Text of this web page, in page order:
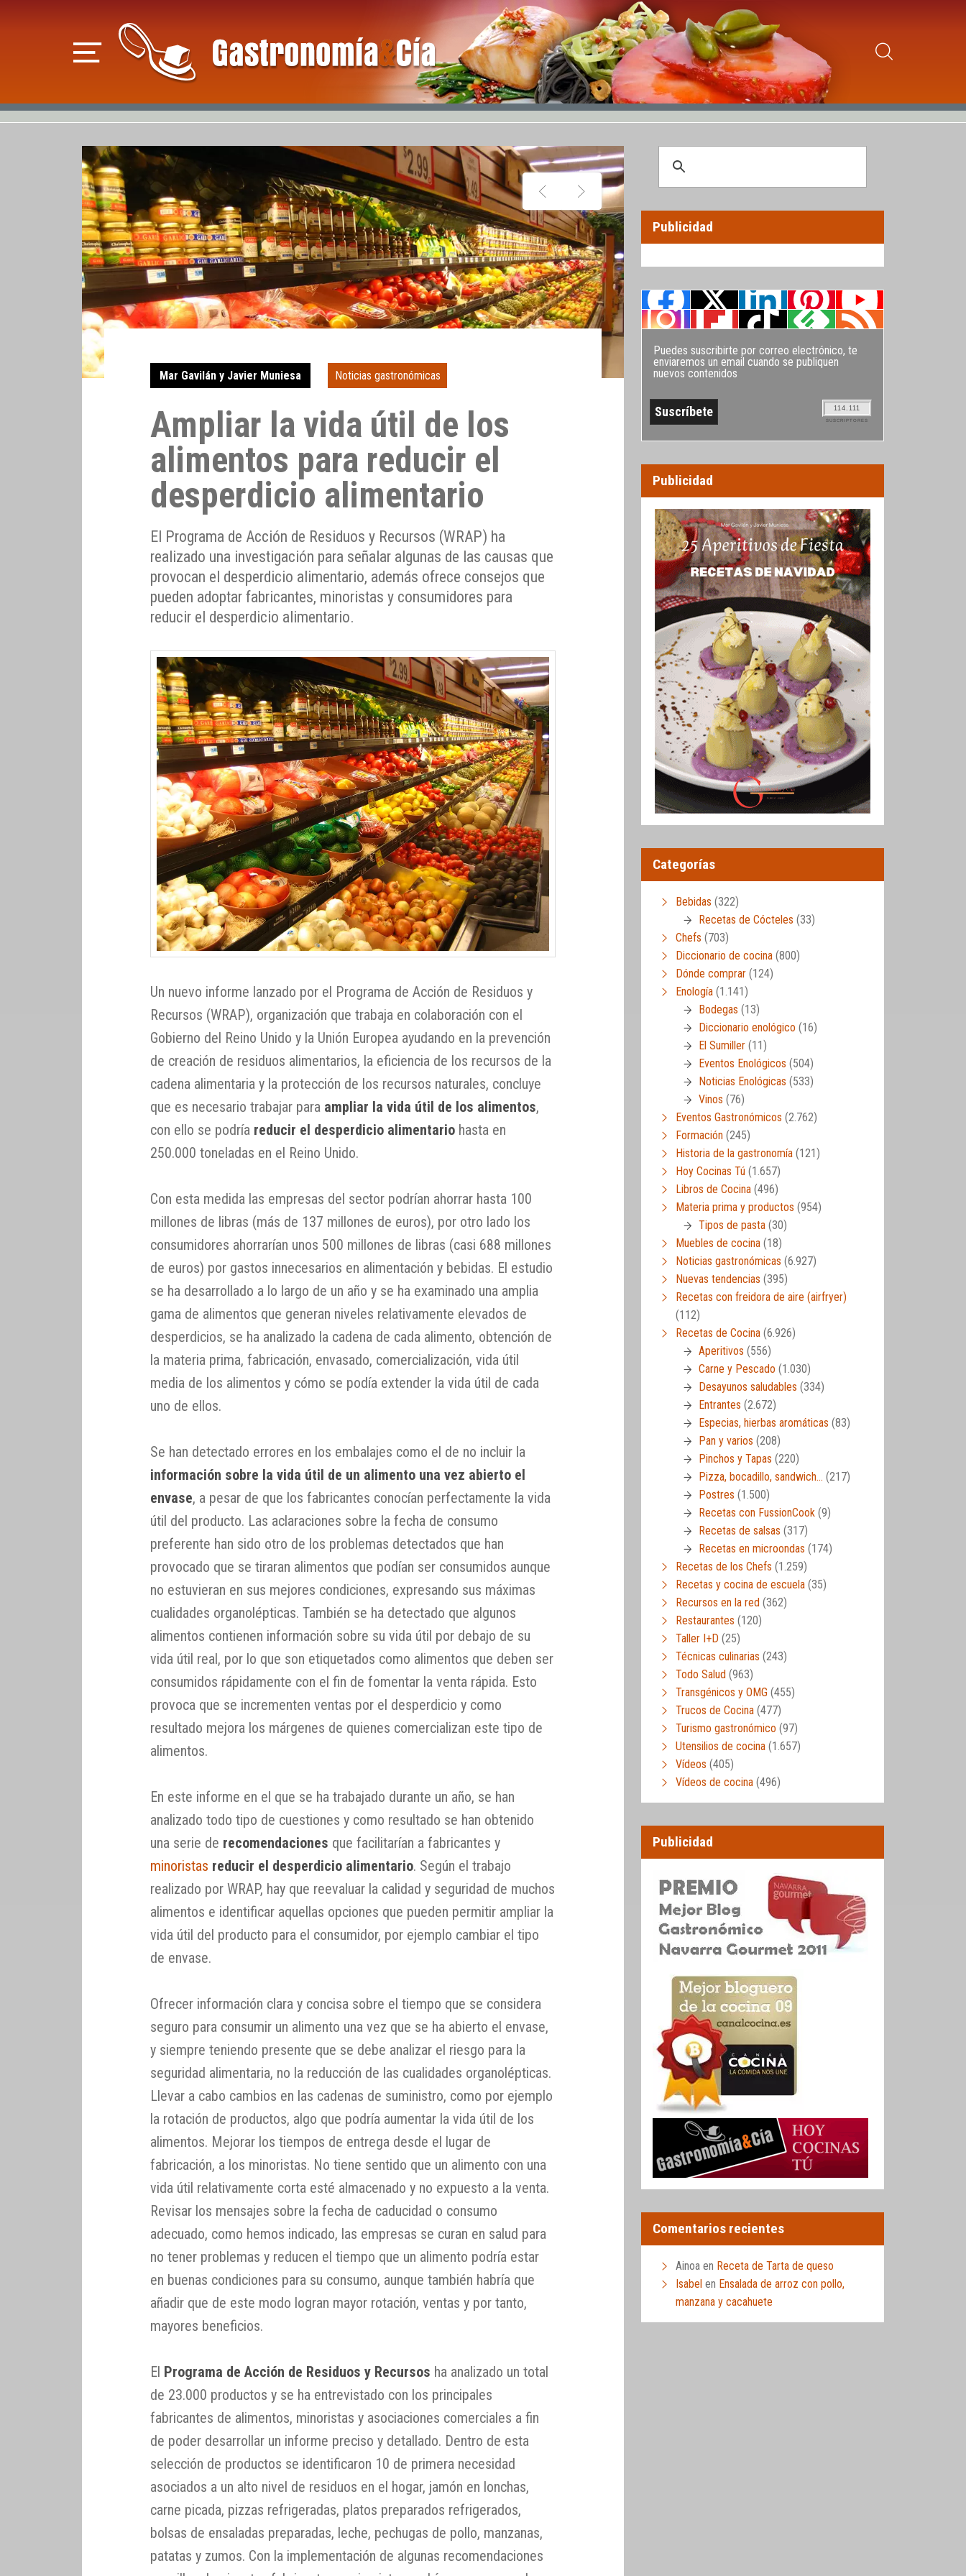
Mar Gavilán y Javier Muniesa Noticias gastronómicas
Ampliar la vida útil de los
alimentos para reducir el
desperdicio alimentario
El Programa de Acción de Residuos y Recursos (WRAP) ha
realizado una investigación para señalar algunas de las causas que
provocan el desperdicio alimentario, además ofrece consejos que
pueden adoptar fabricantes, minoristas y consumidores para
reducir el desperdicio alimentario.
Un nuevo informe lanzado por el Programa de Acción de Residuos y
Recursos (WRAP), organización que trabaja en colaboración con el
Gobierno del Reino Unido y la Unión Europea ayudando en la prevención
de creación de residuos alimentarios, la eficiencia de los recursos de la
cadena alimentaria y la protección de los recursos naturales, concluye
que es necesario trabajar para ampliar la vida útil de los alimentos,
con ello se podría reducir el desperdicio alimentario hasta en
250.000 toneladas en el Reino Unido.
Con esta medida las empresas del sector podrían ahorrar hasta 100
millones de libras (más de 137 millones de euros), por otro lado los
consumidores ahorrarían unos 500 millones de libras (casi 688 millones
de euros) por gastos innecesarios en alimentación y bebidas. El estudio
se ha desarrollado a lo largo de un año y se ha examinado una amplia
gama de alimentos que generan niveles relativamente elevados de
desperdicios, se ha analizado la cadena de cada alimento, obtención de
la materia prima, fabricación, envasado, comercialización, vida útil
media de los alimentos y cómo se podía extender la vida útil de cada
uno de ellos.
Se han detectado errores en los embalajes como el de no incluir la
información sobre la vida útil de un alimento una vez abierto el
envase, a pesar de que los fabricantes conocían perfectamente la vida
útil del producto. Las aclaraciones sobre la fecha de consumo
preferente han sido otro de los problemas detectados que han
provocado que se tiraran alimentos que podían ser consumidos aunque
no estuvieran en sus mejores condiciones, expresando sus máximas
cualidades organolépticas. También se ha detectado que algunos
alimentos contienen información sobre su vida útil por debajo de su
vida útil real, por lo que son etiquetados como alimentos que deben ser
consumidos rápidamente con el fin de fomentar la venta rápida. Esto
provoca que se incrementen ventas por el desperdicio y como
resultado mejora los márgenes de quienes comercializan este tipo de
alimentos.
En este informe en el que se ha trabajado durante un año, se han
analizado todo tipo de cuestiones y como resultado se han obtenido
una serie de recomendaciones que facilitarían a fabricantes y
minoristas reducir el desperdicio alimentario. Según el trabajo
realizado por WRAP, hay que reevaluar la calidad y seguridad de muchos
alimentos e identificar aquellas opciones que pueden permitir ampliar la
vida útil del producto para el consumidor, por ejemplo cambiar el tipo
de envase.
Ofrecer información clara y concisa sobre el tiempo que se considera
seguro para consumir un alimento una vez que se ha abierto el envase,
y siempre teniendo presente que se debe analizar el riesgo para la
seguridad alimentaria, no la reducción de las cualidades organolépticas.
Llevar a cabo cambios en las cadenas de suministro, como por ejemplo
la rotación de productos, algo que podría aumentar la vida útil de los
alimentos. Mejorar los tiempos de entrega desde el lugar de
fabricación, a los minoristas. No tiene sentido que un alimento con una
vida útil relativamente corta esté almacenado y no expuesto a la venta.
Revisar los mensajes sobre la fecha de caducidad o consumo
adecuado, como hemos indicado, las empresas se curan en salud para
no tener problemas y reducen el tiempo que un alimento podría estar
en buenas condiciones para su consumo, aunque también habría que
añadir que de este modo logran mayor rotación, ventas y por tanto,
mayores beneficios.
El Programa de Acción de Residuos y Recursos ha analizado un total
de 23.000 productos y se ha entrevistado con los principales
fabricantes de alimentos, minoristas y asociaciones comerciales a fin
de poder desarrollar un informe preciso y detallado. Dentro de esta
selección de productos se identificaron 10 de primera necesidad
asociados a un alto nivel de residuos en el hogar, jamón en lonchas,
carne picada, pizzas refrigeradas, platos preparados refrigerados,
bolsas de ensaladas preparadas, leche, pechugas de pollo, manzanas,
patatas y zumos. Con la implementación de algunas recomendaciones
Publicidad
Puedes suscribirte por correo electrónico, te
enviaremos un email cuando se publiquen
nuevos contenidos
114.111
SUSCRIPTORES
Publicidad
Categorías
Bebidas (322)
Recetas de Cócteles (33)
Chefs (703)
Diccionario de cocina (800)
Dónde comprar (124)
Enología (1.141)
Bodegas (13)
Diccionario enológico (16)
El Sumiller (11)
Eventos Enológicos (504)
Noticias Enológicas (533)
Vinos (76)
Eventos Gastronómicos (2.762)
Formación (245)
Historia de la gastronomía (121)
Hoy Cocinas Tú (1.657)
Libros de Cocina (496)
Materia prima y productos (954)
Tipos de pasta (30)
Muebles de cocina (18)
Noticias gastronómicas (6.927)
Nuevas tendencias (395)
Recetas con freidora de aire (airfryer)
(112)
Recetas de Cocina (6.926)
Aperitivos (556)
Carne y Pescado (1.030)
Desayunos saludables (334)
Entrantes (2.672)
Especias, hierbas aromáticas (83)
Pan y varios (208)
Pinchos y Tapas (220)
Pizza, bocadillo, sandwich… (217)
Postres (1.500)
Recetas con FussionCook (9)
Recetas de salsas (317)
Recetas en microondas (174)
Recetas de los Chefs (1.259)
Recetas y cocina de escuela (35)
Recursos en la red (362)
Restaurantes (120)
Taller I+D (25)
Técnicas culinarias (243)
Todo Salud (963)
Transgénicos y OMG (455)
Trucos de Cocina (477)
Turismo gastronómico (97)
Utensilios de cocina (1.657)
Vídeos (405)
Vídeos de cocina (496)
Publicidad
Comentarios recientes
Ainoa en Receta de Tarta de queso
Isabel en Ensalada de arroz con pollo,
manzana y cacahuete